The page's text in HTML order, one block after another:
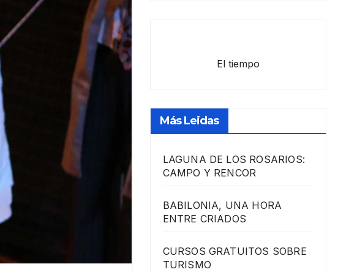
El tiempo
Más Leidas
LAGUNA DE LOS ROSARIOS:
CAMPO Y RENCOR
BABILONIA, UNA HORA
ENTRE CRIADOS
CURSOS GRATUITOS SOBRE
TURISMO